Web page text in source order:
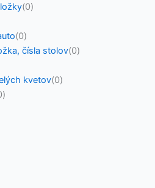
(0)
(0)
čísla stolov(0)
kvetov(0)
)